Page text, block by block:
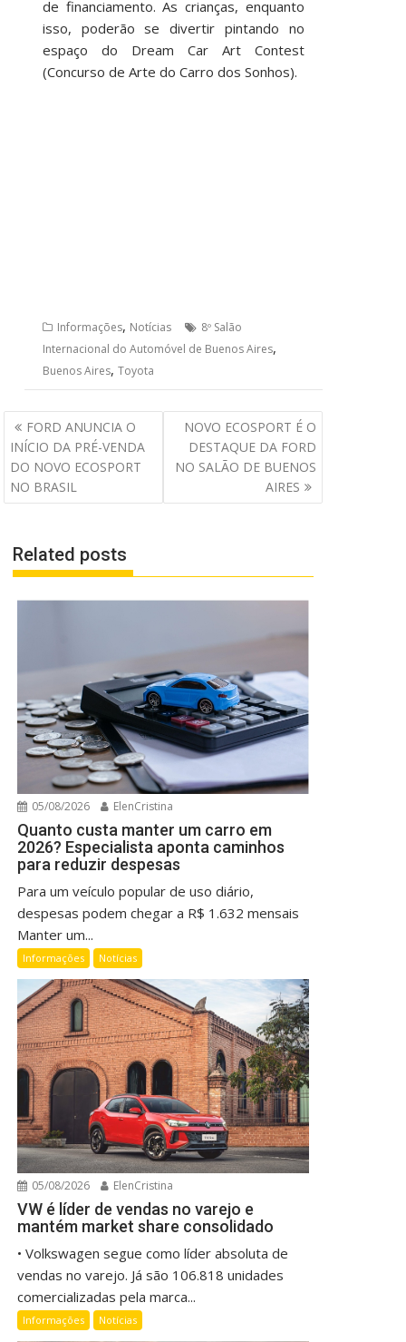
de financiamento. As crianças, enquanto
isso, poderão se divertir pintando no
espaço do Dream Car Art Contest
(Concurso de Arte do Carro dos Sonhos).
Informações, Notícias
8º Salão
Internacional do Automóvel de Buenos Aires,
Buenos Aires, Toyota
Navegação
de
Post
FORD ANUNCIA O
INÍCIO DA PRÉ-VENDA
DO NOVO ECOSPORT
NO BRASIL
NOVO ECOSPORT É O
DESTAQUE DA FORD
NO SALÃO DE BUENOS
AIRES
Related posts
05/08/2026 ElenCristina
Quanto custa manter um carro em
2026? Especialista aponta caminhos
para reduzir despesas
Para um veículo popular de uso diário,
despesas podem chegar a R$ 1.632 mensais
Manter um...
Informações Notícias
05/08/2026 ElenCristina
VW é líder de vendas no varejo e
mantém market share consolidado
• Volkswagen segue como líder absoluta de
vendas no varejo. Já são 106.818 unidades
comercializadas pela marca...
Informações Notícias